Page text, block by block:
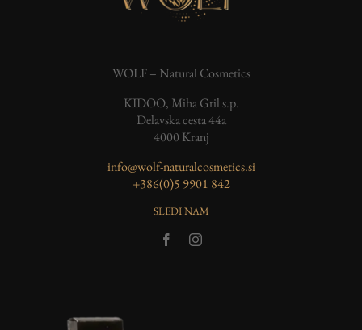
WOLF – Natural Cosmetics
KIDOO, Miha Gril s.p.
Delavska cesta 44a
4000 Kranj
info@wolf-naturalcosmetics.si
‭+386(0)5 9901 842
SLEDI NAM